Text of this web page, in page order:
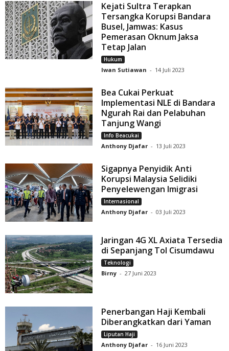
Kejati Sultra Terapkan
Tersangka Korupsi Bandara
Busel, Jamwas: Kasus
Pemerasan Oknum Jaksa
Tetap Jalan
Hukum
Iwan Sutiawan - 14 Juli 2023
Bea Cukai Perkuat
Implementasi NLE di Bandara
Ngurah Rai dan Pelabuhan
Tanjung Wangi
Info Beacukai
Anthony Djafar - 13 Juli 2023
Sigapnya Penyidik Anti
Korupsi Malaysia Selidiki
Penyelewengan Imigrasi
Internasional
Anthony Djafar - 03 Juli 2023
Jaringan 4G XL Axiata Tersedia
di Sepanjang Tol Cisumdawu
Teknologi
Birny - 27 Juni 2023
Penerbangan Haji Kembali
Diberangkatkan dari Yaman
Liputan Haji
Anthony Djafar - 16 Juni 2023